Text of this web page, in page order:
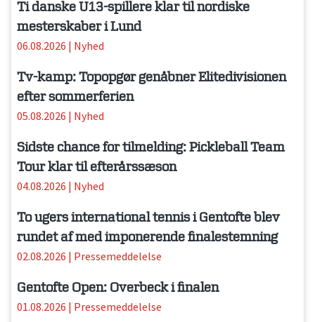
Ti danske U13-spillere klar til nordiske
mesterskaber i Lund
06.08.2026 | Nyhed
Tv-kamp: Topopgør genåbner Elitedivisionen
efter sommerferien
05.08.2026 | Nyhed
Sidste chance for tilmelding: Pickleball Team
Tour klar til efterårssæson
04.08.2026 | Nyhed
To ugers international tennis i Gentofte blev
rundet af med imponerende finalestemning
02.08.2026 | Pressemeddelelse
Gentofte Open: Overbeck i finalen
01.08.2026 | Pressemeddelelse